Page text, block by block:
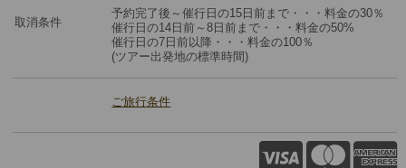
取消条件
予約完了後～催行日の15日前まで・・・料金の30％
催行日の14日前～8日前まで・・・料金の50%
催行日の7日前以降・・・料金の100％
(ツアー出発地の標準時間)
ご旅行条件